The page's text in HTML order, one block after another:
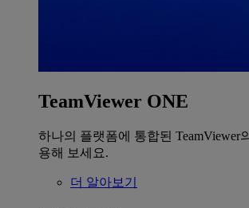
TeamViewer ONE
하나의 플랫폼에 통합된 TeamViewer
용해 보세요.
더 알아보기